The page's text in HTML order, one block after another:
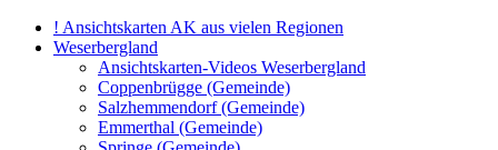
! Ansichtskarten AK aus vielen Regionen
Weserbergland
Ansichtskarten-Videos Weserbergland
Coppenbrügge (Gemeinde)
Salzhemmendorf (Gemeinde)
Emmerthal (Gemeinde)